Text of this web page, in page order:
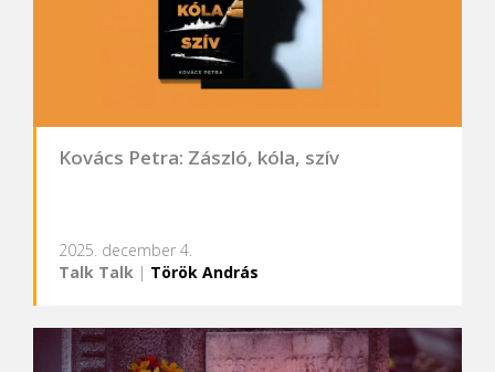
Kovács Petra: Zászló, kóla, szív
2025. december 4.
Talk Talk | Török András